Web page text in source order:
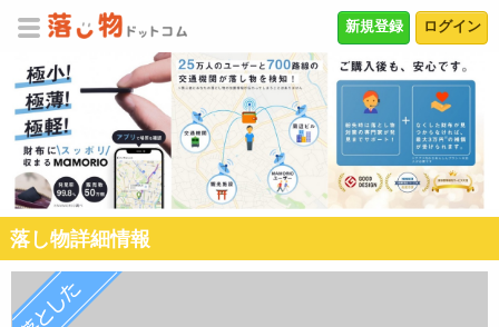
ログイン
新規登録
落し物詳細情報